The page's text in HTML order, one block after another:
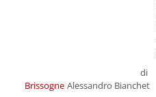
Brissogne
di
Alessandro Bianchet